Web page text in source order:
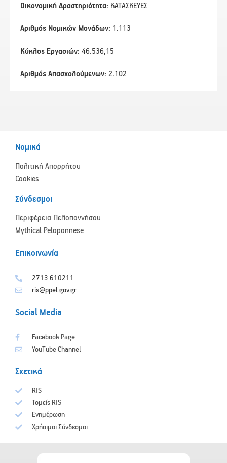
Οικονομική Δραστηριότητα: ΚΑΤΑΣΚΕΥΕΣ
Αριθμός Νομικών Μονάδων: 1.113
Κύκλος Εργασιών: 46.536,15
Αριθμός Απασχολούμενων: 2.102
Νομικά
Πολιτική Απορρήτου
Cookies
Σύνδεσμοι
Περιφέρεια Πελοποννήσου
Mythical Peloponnese
Επικοινωνία
2713 610211
ris@ppel.gov.gr
Social Media
Facebook Page
YouTube Channel
Σχετικά
RIS
Τομείς RIS
Ενημέρωση
Χρήσιμοι Σύνδεσμοι